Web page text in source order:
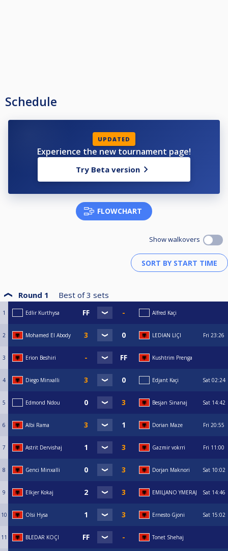
Schedule
UPDATED
Experience the new tournament page!
Try Beta version
FLOWCHART
Show walkovers
Round 1 Best of3 sets
1 Edlir Kurthysa Alfred Kaçi
2 Mohamed El Abody LEDIAN LIÇI Fri 23:26
3 Erion Beshiri Kushtrim Prenga
4 Diego Minxalli Edjant Kaçi Sat 02:24
5 Edmond Ndou Besjan Sinanaj Sat 14:42
6 Albi Rama Dorian Maze Fri 20:55
7 Astrit Dervishaj Gazmir vokrri Fri 11:00
8 Genci Minxalli Dorjan Maknori Sat 10:02
9 Elkjer Kokaj EMILJANO YMERAJ Sat 14:46
10 Olsi Hysa Ernesto Gjoni Sat 15:02
11 BLEDAR KOÇI Tonet Shehaj